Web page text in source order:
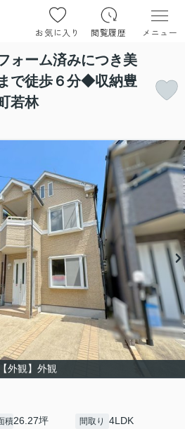
お気に入り 閲覧履歴 メニュー
ォーム済みにつき美
で徒歩６分◆収納豊
若林
【外観】外観
積26.27坪
間取り 4LDK